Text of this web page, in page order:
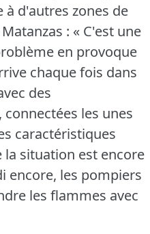
à d'autres zones de
: « C'est une
en provoque
chaque fois dans
des
les unes
caractéristiques
la situation est encore
encore, les pompiers
les flammes avec